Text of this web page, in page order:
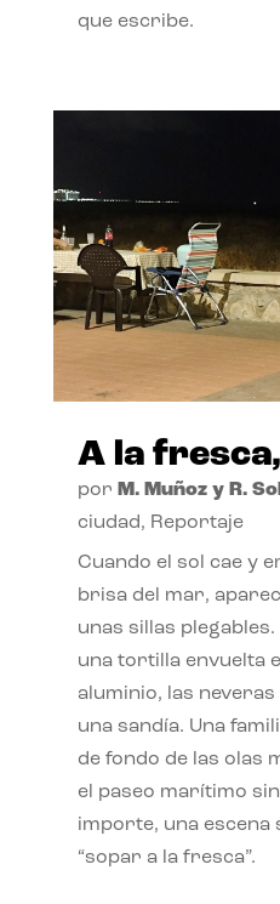
que escribe.
A la
por M. Muñoz y R.
ciudad, Reportaje
Cuando el sol cae y
brisa del mar,
unas sillas
una tortilla envuelta
aluminio, las
una sandía. Una
de fondo de las olas
el paseo marítimo
importe, una escena
“sopar a la fresca”.